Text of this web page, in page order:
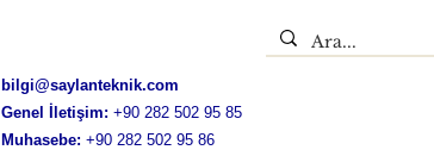
bilgi@saylanteknik.com
Genel İletişim: +90 282 502 95 85
Muhasebe: +90 282 502 95 86